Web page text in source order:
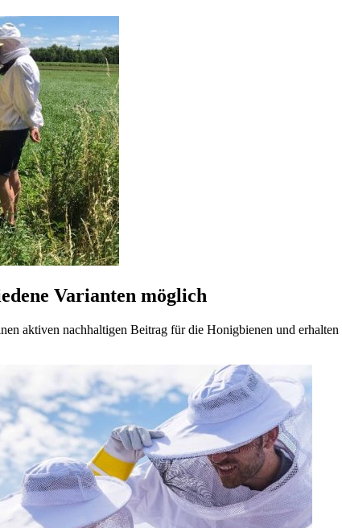
Varianten möglich
aktiven nachhaltigen Beitrag für die Honigbienen und